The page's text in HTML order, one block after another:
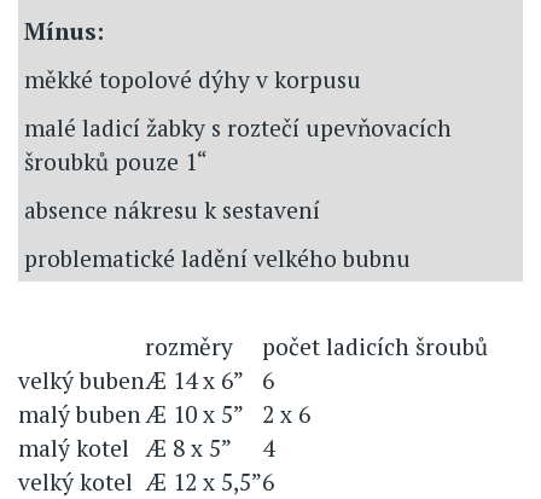
Mínus:
měkké topolové dýhy v korpusu
malé ladicí žabky s roztečí upevňovacích
šroubků pouze 1“
absence nákresu k sestavení
problematické ladění velkého bubnu
rozměry
počet ladicích šroubů
velký bubenÆ 14 x 6”
6
malý bubenÆ 10 x 5”
2 x 6
malý kotel Æ 8 x 5”
4
velký kotel Æ 12 x 5,5”6